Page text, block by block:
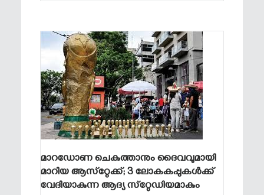
മാറഡോണ ചെകുത്താനും ദൈവവുമായി
മാറിയ ആസ്‌റ്റേക്ക്; 3 ലോകകപ്പുകൾക്ക്
വേദിയാകുന്ന ആദ്യ സ്‌റ്റേഡിയമാകും